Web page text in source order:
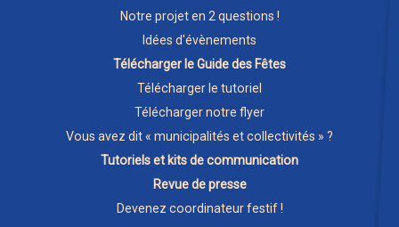
Notre projet en 2 questions !
Idées d'évènements
Télécharger le Guide des Fêtes
Télécharger le tutoriel
Télécharger notre flyer
Vous avez dit « municipalités et collectivités » ?
Tutoriels et kits de communication
Revue de presse
Devenez coordinateur festif !